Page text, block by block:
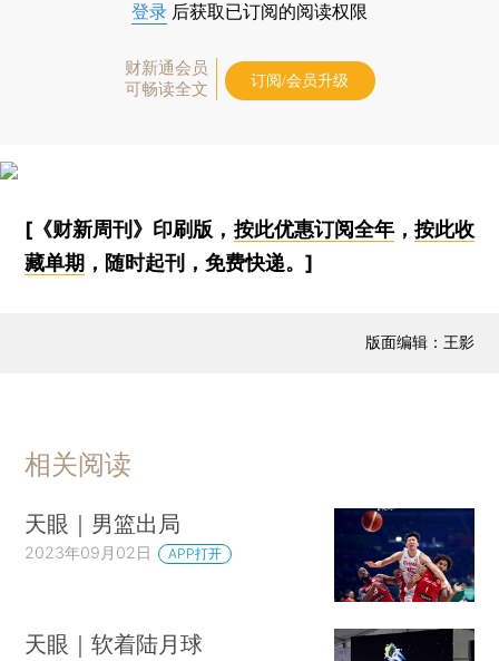
登录 后获取已订阅的阅读权限
财新通会员
可畅读全文
订阅/会员升级
[《财新周刊》印刷版， 按此优惠订阅全年， 按此收
藏单期 ，随时起刊，免费快递。]
版面编辑：王影
相关阅读
天眼｜男篮出局
2023年09月02日 APP打开
天眼｜软着陆月球